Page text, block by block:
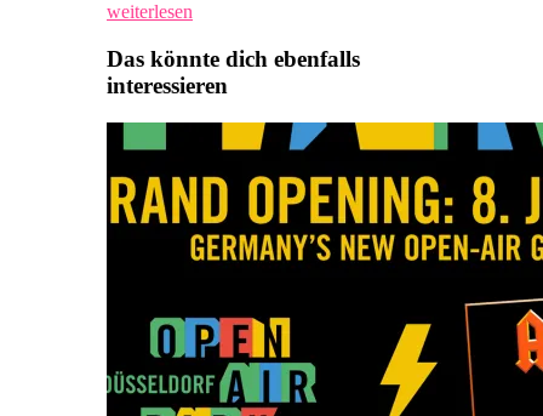
weiterlesen
Das könnte dich ebenfalls
interessieren